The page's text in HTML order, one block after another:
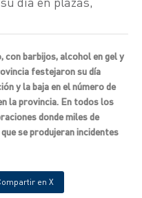
barbijos, alcohol en gel y
festejaron su día
y la baja en el número de
la provincia. En todos los
donde miles de
se produjeran incidentes
en X